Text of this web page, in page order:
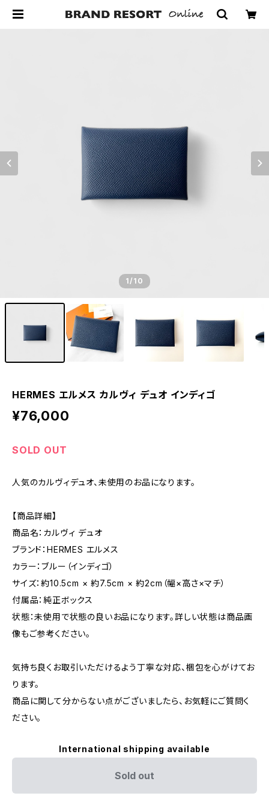
1/10
HERMES エルメス カルヴィ デュオ インディゴ
¥76,000
SOLD OUT
人気のカルヴィデュオ、未使用のお品になります。
【商品詳細】
商品名：カルヴィ デュオ
ブランド：HERMES エルメス
カラー：ブルー（インディゴ）
サイズ：約10.5cm × 約7.5cm × 約2cm（幅×高さ×マチ）
付属品：純正ボックス
状態：未使用で状態の良いお品になります。詳しい状態は商品画
像もご参考ください。
気持ち良くお取引いただけるよう丁寧な対応、梱包を心がけてお
ります。
商品に関して分からない点がございましたら、お気軽にご質問く
ださい。
International shipping available
Sold out